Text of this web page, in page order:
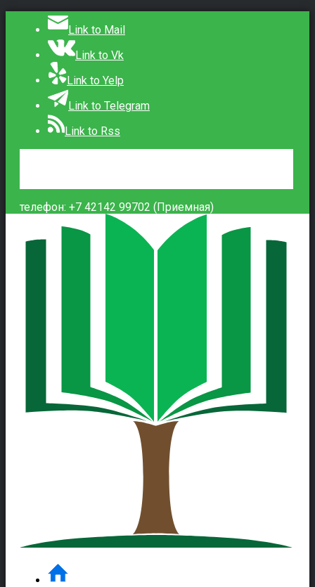
Link to Mail
Link to Vk
Link to Yelp
Link to Telegram
Link to Rss
телефон: +7 42142 99702 (Приемная)